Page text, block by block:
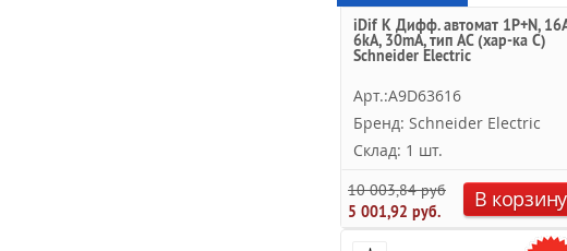
iDif K Дифф. автомат 1P+N,
6kA, 30mA, тип AС (хар-ка C)
Schneider Electric
Арт.:A9D63616
Бренд: Schneider Electric
Склад: 1 шт.
10 003,84 руб.
5 001,92 руб.
В корзину